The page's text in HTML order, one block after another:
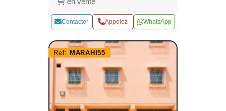
Contacter Appelez WhatsApp
Ref: MARAHI55